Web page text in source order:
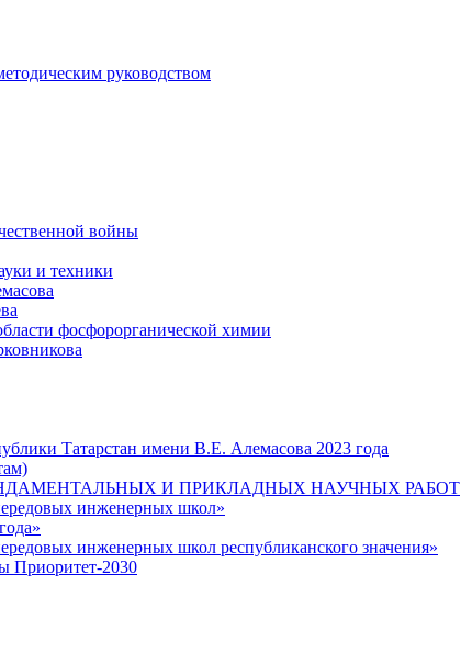
руководством
войны
и техники
фосфорорганической химии
Татарстан имени В.Е. Алемасова 2023 года
И ПРИКЛАДНЫХ НАУЧНЫХ РАБОТ
инженерных школ»
инженерных школ республиканского значения»
Приоритет-2030